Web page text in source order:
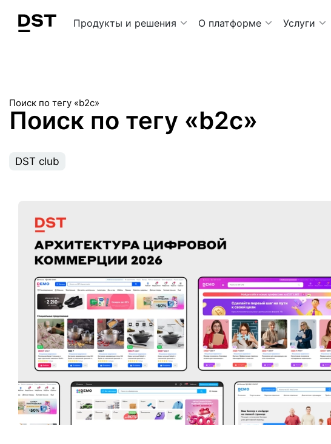
Navigation Menu
Продукты и решения О платформе Услуги
Поиск по тегу «b2c»
Поиск по тегу «b2c»
DST club